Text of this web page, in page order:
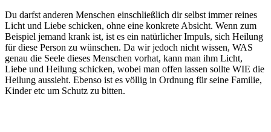
Du darfst anderen Menschen einschließlich dir selbst immer reines
Licht und Liebe schicken, ohne eine konkrete Absicht. Wenn zum
Beispiel jemand krank ist, ist es ein natürlicher Impuls, sich Heilung
für diese Person zu wünschen. Da wir jedoch nicht wissen, WAS
genau die Seele dieses Menschen vorhat, kann man ihm Licht,
Liebe und Heilung schicken, wobei man offen lassen sollte WIE die
Heilung aussieht. Ebenso ist es völlig in Ordnung für seine Familie,
Kinder etc um Schutz zu bitten.